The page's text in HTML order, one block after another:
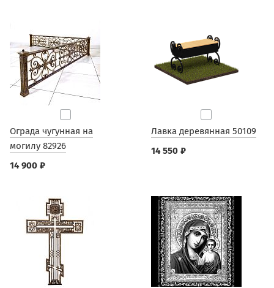
Ограда чугунная на
могилу 82926
14 900 ₽
Лавка деревянная 50109
14 550 ₽